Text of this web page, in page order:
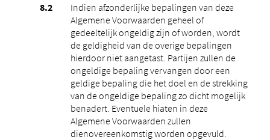
Indien afzonderlijke bepalingen van deze
Algemene Voorwaarden geheel of
gedeeltelijk ongeldig zijn of worden, wordt
de geldigheid van de overige bepalingen
hierdoor niet aangetast. Partijen zullen de
ongeldige bepaling vervangen door een
geldige bepaling die het doel en de strekking
van de ongeldige bepaling zo dicht mogelijk
benadert. Eventuele hiaten in deze
Algemene Voorwaarden zullen
dienovereenkomstig worden opgevuld.